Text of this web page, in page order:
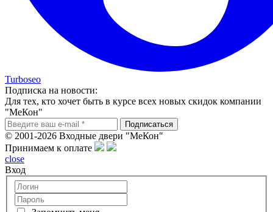
Turboseo
Подписка на новости:
Для тех, кто хочет быть в курсе всех новых скидок компании
"МеКон"
© 2001-2026 Входные двери "МеКон"
Принимаем к оплате
close
Вход